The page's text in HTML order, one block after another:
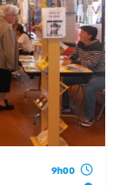
9h00